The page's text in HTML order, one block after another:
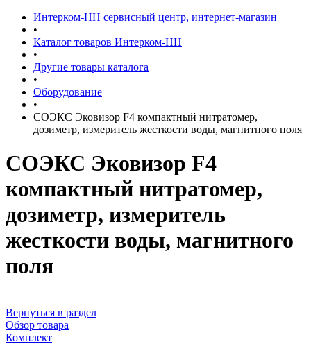
Интерком-НН сервисный центр, интернет-магазин
•
Каталог товаров Интерком-НН
•
Другие товары каталога
•
Оборудование
•
СОЭКС Эковизор F4 компактный нитратомер,
дозиметр, измеритель жесткости воды, магнитного поля
СОЭКС Эковизор F4
компактный нитратомер,
дозиметр, измеритель
жесткости воды, магнитного
поля
Вернуться в раздел
Обзор товара
Комплект